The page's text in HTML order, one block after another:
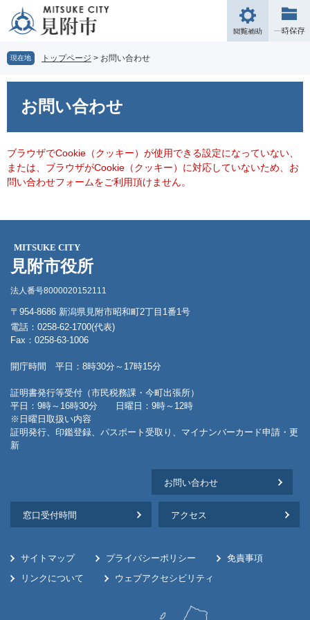
の
先
頭
ー
を
飛
文
へ
閲
覧
現在地 トップページ > お問い合わせ
お問い合わせ
ブラウザでCookie（クッキー）が使用できる設定になっていない、
または、ブラウザがCookie（クッキー）に対応していないため、お
問い合わせフォームをご利用頂けません。
MITSUKE CITY
見附市役所
法人番号8000020152111
〒954-8686 新潟県見附市昭和町2丁目1番1号
電話：0258-62-1700(代表)
Fax：0258-63-1006
開庁時間 平日：8時30分～17時15分
証明書発行等受付（市民税務課・今町出張所）
平日：9時～16時30分 日曜日：9時～12時
※日曜日取扱い内容
証明発行、印鑑登録、パスポート受取り、マイナンバーカード申請・更
新
お問い合わせ
窓口受付時間 アクセス
サイトマップ プライバシーポリシー
免責事項
リンクについて
ウェブアクセシビリティ